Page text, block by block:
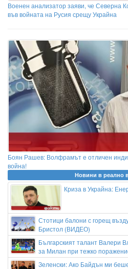
Военен анализатор заяви, че Северна
във войната на Русия срещу Украйна
Боян Рашев: Волфрамът е отличен
война!
Новини в реално
Криза в Украйна:
Стотици балони с горещ
Бристол (ВИДЕО)
Българският талант Валери
за Милан при тежко
Зеленски: Ако Байдън ми